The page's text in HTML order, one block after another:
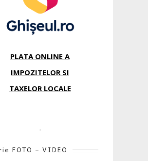
PLATA ONLINE A
IMPOZITELOR SI
TAXELOR LOCALE
.
FOTO – VIDEO